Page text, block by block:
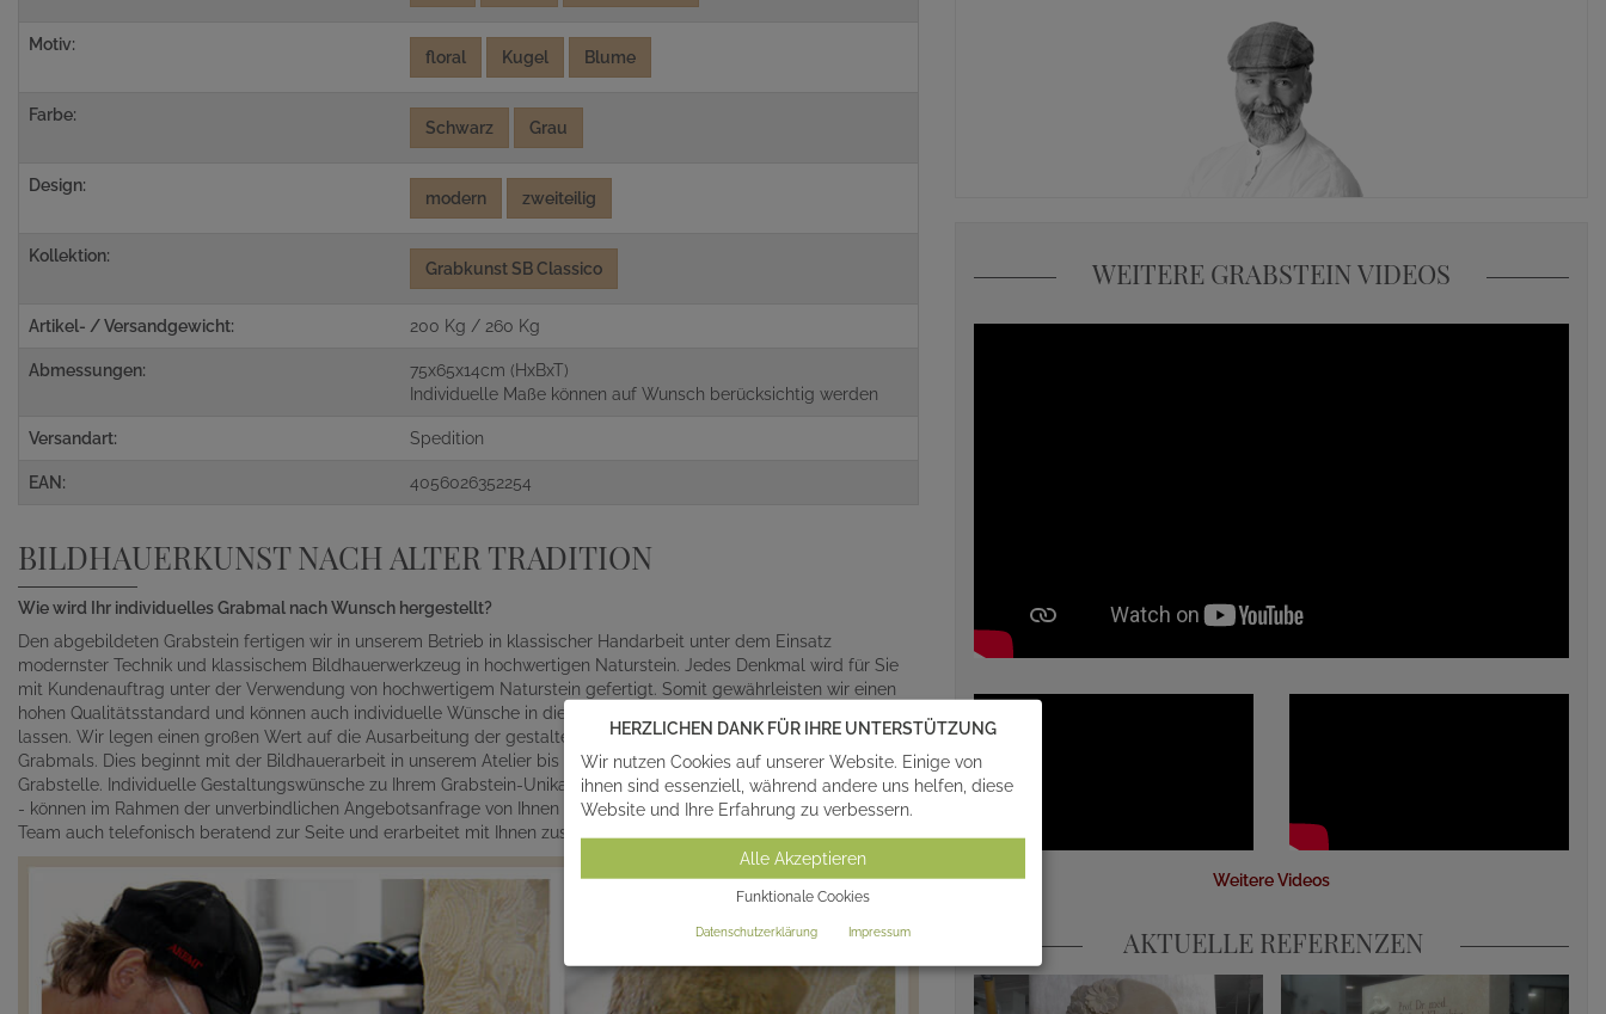
Motiv:
floral Kugel Blume
Farbe:
Schwarz Grau
Design:
modern zweiteilig
Kollektion:
Grabkunst SB Classico
Artikel- / Versandgewicht: 200 Kg / 260 Kg
Abmessungen:
75x65x14cm (HxBxT)
Individuelle Maße können auf Wunsch berücksichtig werden
Versandart: Spedition
EAN: 4056026352254
BILDHAUERKUNST NACH ALTER TRADITION
Wie wird Ihr individuelles Grabmal nach Wunsch hergestellt?
Den abgebildeten Grabstein fertigen wir in unserem Betrieb in klassischer Handarbeit unter dem Einsatz
modernster Technik und klassischem Bildhauerwerkzeug in hochwertigen Naturstein. Jedes Denkmal wird für Sie
mit Kundenauftrag unter der Verwendung von hochwertigem Naturstein gefertigt. Somit gewährleisten wir einen
hohen Qualitätsstandard und können auch individuelle Wünsche in die Gestaltung Ihres Grabsteins mit einfließen
lassen. Wir legen einen großen Wert auf die Ausarbeitung der gestalterischen Details und Feinheiten des
Grabmals. Dies beginnt mit der Bildhauerarbeit in unserem Atelier bis zum abschließenden Aufbau auf der
Grabstelle. Individuelle Gestaltungswünsche zu Ihrem Grabstein-Unikat, egal ob Beschriftung, Design oder Material
- können im Rahmen der unverbindlichen Angebotsanfrage von Ihnen mit angefragt werden. Gern steht Ihnen unser
Team auch telefonisch beratend zur Seite und erarbeitet mit Ihnen zusammen einen individuellen Grabmalentwurf.
WEITERE GRABSTEIN VIDEOS
Weitere Videos
AKTUELLE REFERENZEN
HERZLICHEN DANK FÜR IHRE UNTERSTÜTZUNG
Wir nutzen Cookies auf unserer Website. Einige von
ihnen sind essenziell, während andere uns helfen, diese
Website und Ihre Erfahrung zu verbessern.
Alle Akzeptieren
Funktionale Cookies
Datenschutzerklärung Impressum